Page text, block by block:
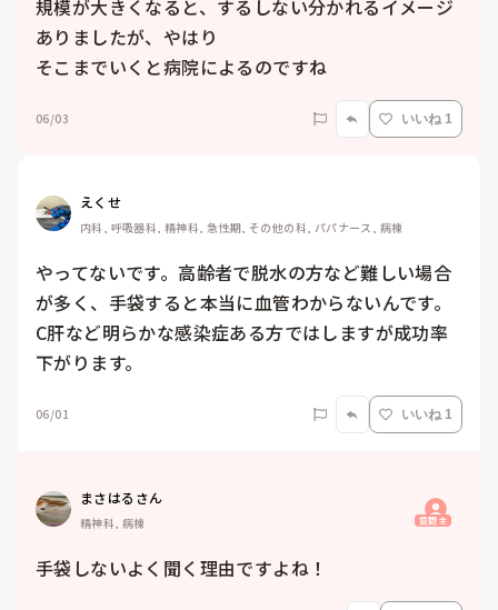
規模が大きくなると、するしない分かれるイメージ
ありましたが、やはり
そこまでいくと病院によるのですね
06/03 いいね 1
えくせ
内科, 呼吸器科, 精神科, 急性期, その他の科, パパナース, 病棟
やってないです。高齢者で脱水の方など難しい場合
が多く、手袋すると本当に血管わからないんです。
C肝など明らかな感染症ある方ではしますが成功率
下がります。
06/01 いいね 1
まさはるさん
精神科, 病棟 質問主
手袋しないよく聞く理由ですよね！